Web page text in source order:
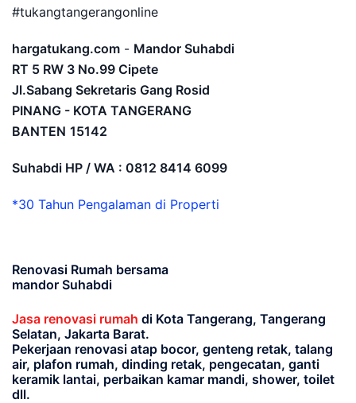
#tukangtangerangonline
hargatukang.com - Mandor Suhabdi
RT 5 RW 3 No.99 Cipete
Jl.Sabang Sekretaris Gang Rosid
PINANG - KOTA TANGERANG
BANTEN 15142
Suhabdi HP / WA : 0812 8414 6099
*30 Tahun Pengalaman di Properti
Renovasi Rumah bersama
mandor Suhabdi
Jasa renovasi rumah di Kota Tangerang, Tangerang
Selatan, Jakarta Barat.
Pekerjaan renovasi atap bocor, genteng retak, talang
air, plafon rumah, dinding retak, pengecatan, ganti
keramik lantai, perbaikan kamar mandi, shower, toilet
dll.